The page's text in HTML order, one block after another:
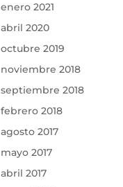
enero 2021
abril 2020
octubre 2019
noviembre 2018
septiembre 2018
febrero 2018
agosto 2017
mayo 2017
abril 2017